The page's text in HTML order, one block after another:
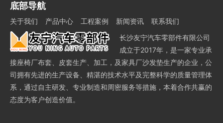
底部导航
关于我们 产品中心 工程案例 新闻资讯
联系我们
长沙友宁汽车零部件有限公司
成立于2017年，是一家专业承
接座椅厂布套、皮套生产、加工，及家具厂沙发垫生产的企业，公
司拥有先进的生产设备、精湛的技术水平及完整科学的质量管理体
系，通过自主研发、专业制造和周密服务等措施，本着合作共赢的
态度为客户创造价值。